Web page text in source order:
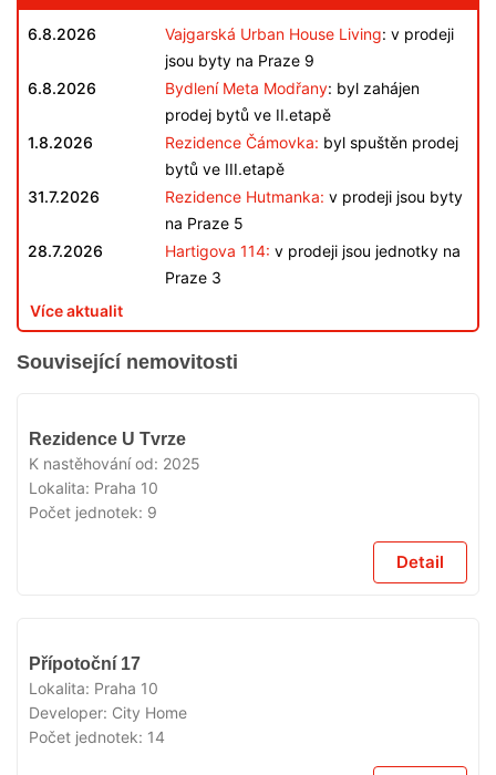
6.8.2026 Vajgarská Urban House Living: v prodeji
jsou byty na Praze 9
6.8.2026
Bydlení Meta Modřany: byl zahájen
prodej bytů ve II.etapě
1.8.2026
Rezidence Čámovka: byl spuštěn prodej
bytů ve III.etapě
31.7.2026
Rezidence Hutmanka: v prodeji jsou byty
na Praze 5
28.7.2026
Hartigova 114: v prodeji jsou jednotky na
Praze 3
Více aktualit
Související nemovitosti
Rezidence U Tvrze
K nastěhování od: 2025
Lokalita: Praha 10
Počet jednotek: 9
Detail
Přípotoční 17
Lokalita: Praha 10
Developer: City Home
Počet jednotek: 14